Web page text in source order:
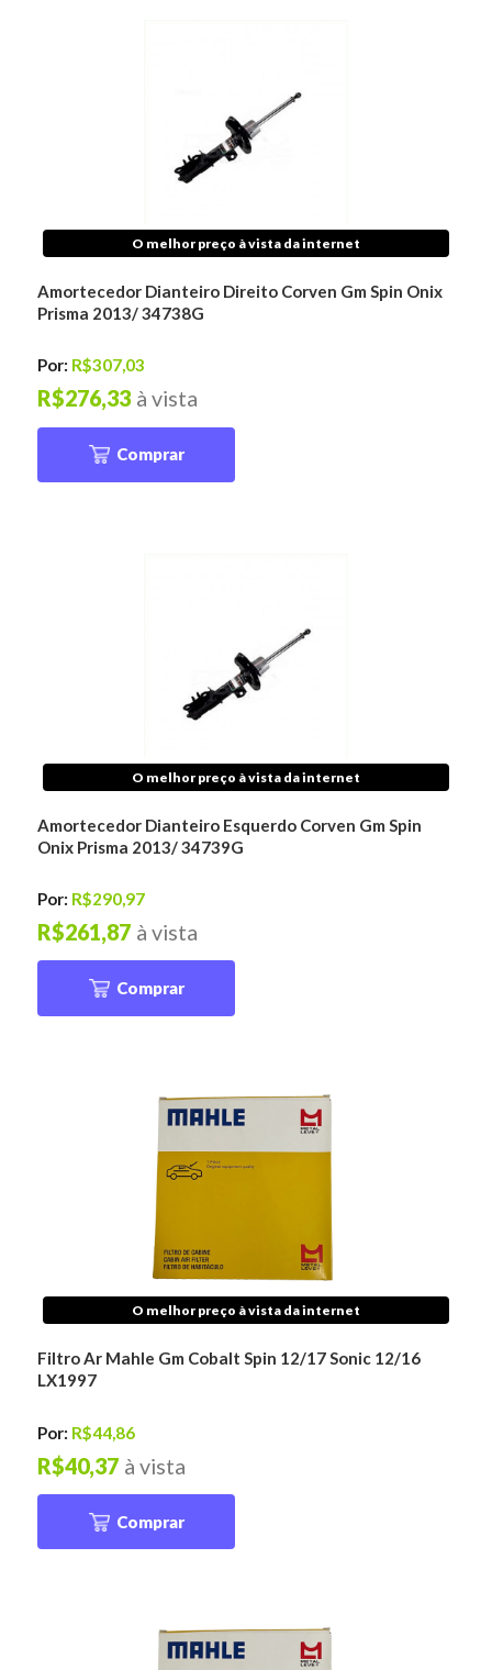
O melhor preço à vista da internet
Amortecedor Dianteiro Direito Corven Gm Spin Onix
Prisma 2013/ 34738G
Por: R$307,03
à vista
R$276,33
Comprar
O melhor preço à vista da internet
Amortecedor Dianteiro Esquerdo Corven Gm Spin
Onix Prisma 2013/ 34739G
Por: R$290,97
à vista
R$261,87
Comprar
O melhor preço à vista da internet
Filtro Ar Mahle Gm Cobalt Spin 12/17 Sonic 12/16
LX1997
Por: R$44,86
à vista
R$40,37
Comprar